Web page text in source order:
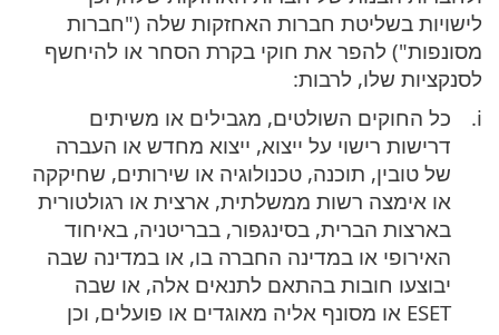
לישויות בשליטת חברות האחזקות שלה ("חברות
מסונפות") להפר את חוקי בקרת הסחר או להיחשף
לסנקציות שלו, לרבות:
כל החוקים השולטים, מגבילים או משיתים
דרישות רישוי על ייצוא, ייצוא מחדש או העברה
של טובין, תוכנה, טכנולוגיה או שירותים, שחיקקה
או אימצה רשות ממשלתית, ארצית או רגולטורית
בארצות הברית, בסינגפור, בבריטניה, באיחוד
האירופי או במדינה החברה בו, או במדינה שבה
יבוצעו חובות בהתאם לתנאים אלה, או שבה
ESET או מסונף אליה מאוגדים או פועלים, וכן